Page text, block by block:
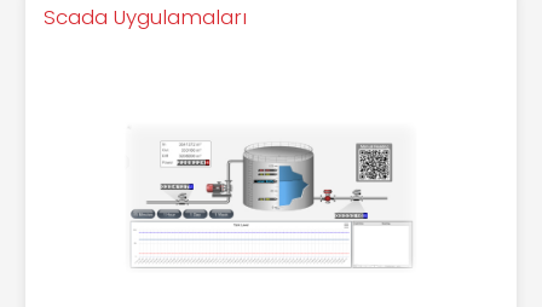
Scada Uygulamaları